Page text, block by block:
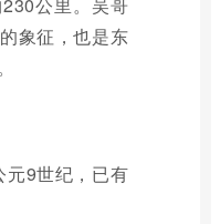
象征，也是东
元9世纪，已有